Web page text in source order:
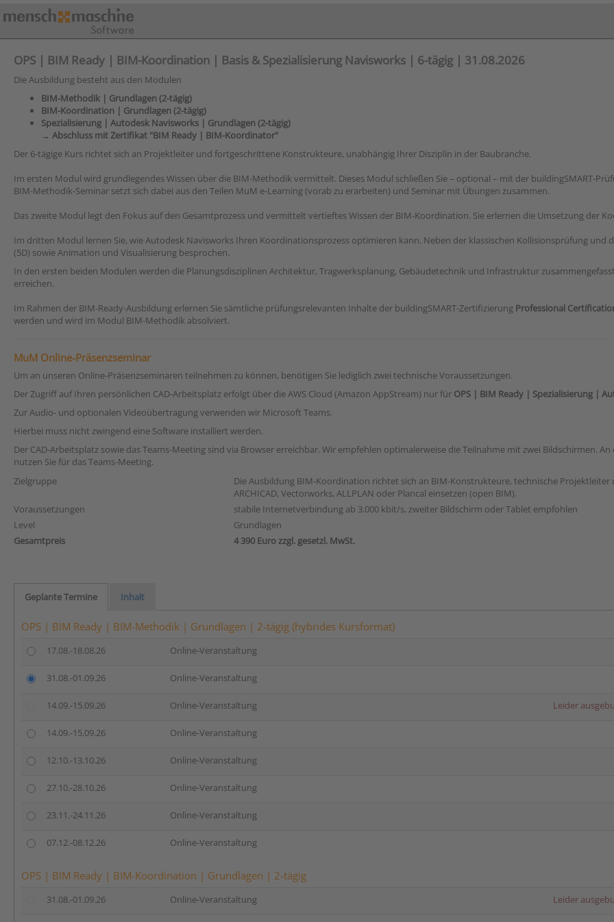
OPS | BIM Ready | BIM-Koordination | Basis & Spezialisierung Navisworks | 6-tägig | 31.08.2026
Die Ausbildung besteht aus den Modulen
BIM-Methodik | Grundlagen (2-tägig)
BIM-Koordination | Grundlagen (2-tägig)
Spezialisierung | Autodesk Navisworks | Grundlagen (2-tägig)
→ Abschluss mit Zertifikat "BIM Ready | BIM-Koordinator"
Der 6-tägige Kurs richtet sich an Projektleiter und fortgeschrittene Konstrukteure, unabhängig Ihrer Disziplin in der Baubranche.
Im ersten Modul wird grundlegendes Wissen über die BIM-Methodik vermittelt. Dieses Modul schließen Sie – optional – mit der buildingSMART-
BIM-Methodik-Seminar setzt sich dabei aus den Teilen MuM e-Learning (vorab zu erarbeiten) und Seminar mit Übungen zusammen.
Das zweite Modul legt den Fokus auf den Gesamtprozess und vermittelt vertieftes Wissen der BIM-Koordination. Sie erlernen die Umsetzung der
Im dritten Modul lernen Sie, wie Autodesk Navisworks Ihren Koordinationsprozess optimieren kann. Neben der klassischen Kollisionsprüfung und
(5D) sowie Animation und Visualisierung besprochen.
In den ersten beiden Modulen werden die Planungsdisziplinen Architektur, Tragwerksplanung, Gebäudetechnik und Infrastruktur
erreichen.
Im Rahmen der BIM-Ready-Ausbildung erlernen Sie sämtliche prüfungsrelevanten Inhalte der buildingSMART-Zertifizierung Professional
werden und wird im Modul BIM-Methodik absolviert.
MuM Online-Präsenzseminar
Um an unseren Online-Präsenzseminaren teilnehmen zu können, benötigen Sie lediglich zwei technische Voraussetzungen.
Der Zugriff auf Ihren persönlichen CAD-Arbeitsplatz erfolgt über die AWS Cloud (Amazon AppStream) nur für OPS | BIM Ready | Spezialisierung |
Zur Audio- und optionalen Videoübertragung verwenden wir Microsoft Teams.
Hierbei muss nicht zwingend eine Software installiert werden.
Der CAD-Arbeitsplatz sowie das Teams-Meeting sind via Browser erreichbar. Wir empfehlen optimalerweise die Teilnahme mit zwei Bildschirmen.
nutzen Sie für das Teams-Meeting.
Zielgruppe
Die Ausbildung BIM-Koordination richtet sich an BIM-Konstrukteure, technische
ARCHICAD, Vectorworks, ALLPLAN oder Plancal einsetzen (open BIM).
Voraussetzungen
stabile Internetverbindung ab 3.000 kbit/s, zweiter Bildschirm oder Tablet empfohlen
Level
Grundlagen
Gesamtpreis
4 390 Euro zzgl. gesetzl. MwSt.
Geplante Termine Inhalt
OPS | BIM Ready | BIM-Methodik | Grundlagen | 2-tägig (hybrides Kursformat)
17.08.-18.08.26 Online-Veranstaltung
31.08.-01.09.26 Online-Veranstaltung
14.09.-15.09.26 Online-Veranstaltung Leider
14.09.-15.09.26 Online-Veranstaltung
12.10.-13.10.26 Online-Veranstaltung
27.10.-28.10.26 Online-Veranstaltung
23.11.-24.11.26 Online-Veranstaltung
07.12.-08.12.26 Online-Veranstaltung
OPS | BIM Ready | BIM-Koordination | Grundlagen | 2-tägig
31.08.-01.09.26 Online-Veranstaltung Leider